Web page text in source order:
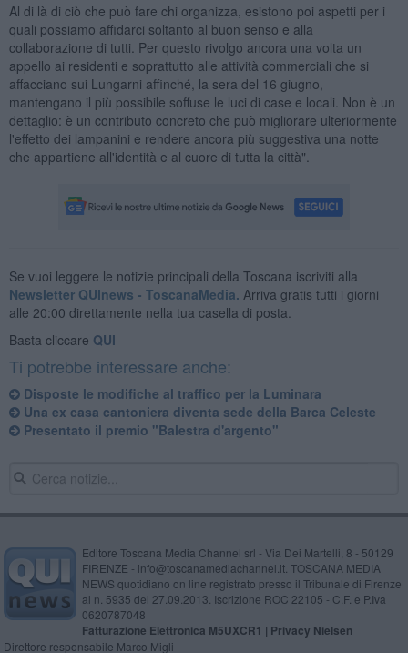
Al di là di ciò che può fare chi organizza, esistono poi aspetti per i
quali possiamo affidarci soltanto al buon senso e alla
collaborazione di tutti. Per questo rivolgo ancora una volta un
appello ai residenti e soprattutto alle attività commerciali che si
affacciano sui Lungarni affinché, la sera del 16 giugno,
mantengano il più possibile soffuse le luci di case e locali. Non è un
dettaglio: è un contributo concreto che può migliorare ulteriormente
l'effetto dei lampanini e rendere ancora più suggestiva una notte
che appartiene all'identità e al cuore di tutta la città".
Se vuoi leggere le notizie principali della Toscana iscriviti alla
Newsletter QUInews - ToscanaMedia. Arriva gratis tutti i giorni
alle 20:00 direttamente nella tua casella di posta.
Basta cliccare QUI
Ti potrebbe interessare anche:
Disposte le modifiche al traffico per la Luminara
Una ex casa cantoniera diventa sede della Barca Celeste
Presentato il premio "Balestra d'argento"
Editore Toscana Media Channel srl - Via Dei Martelli, 8 - 50129
FIRENZE - info@toscanamediachannel.it. TOSCANA MEDIA
NEWS quotidiano on line registrato presso il Tribunale di Firenze
al n. 5935 del 27.09.2013. Iscrizione ROC 22105 - C.F. e P.Iva
0620787048
Fatturazione Elettronica M5UXCR1 | Privacy Nielsen
Direttore responsabile Marco Migli